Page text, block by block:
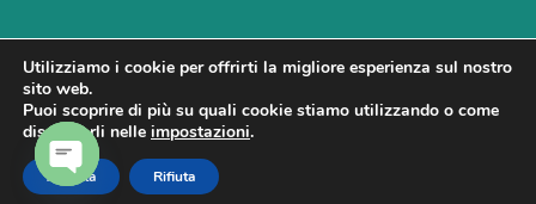
A.S.S.A. S.p.a. Capitale Sociale versato: Euro 1.000.000,00
Codice Fiscale: 00480890581 – Partita Iva: 00904531001 -
Utilizziamo i cookie per offrirti la migliore esperienza sul nostro
sito web.
Puoi scoprire di più su quali cookie stiamo utilizzando o come
disattivarli nelle impostazioni.
Accetta Rifiuta
OPEN